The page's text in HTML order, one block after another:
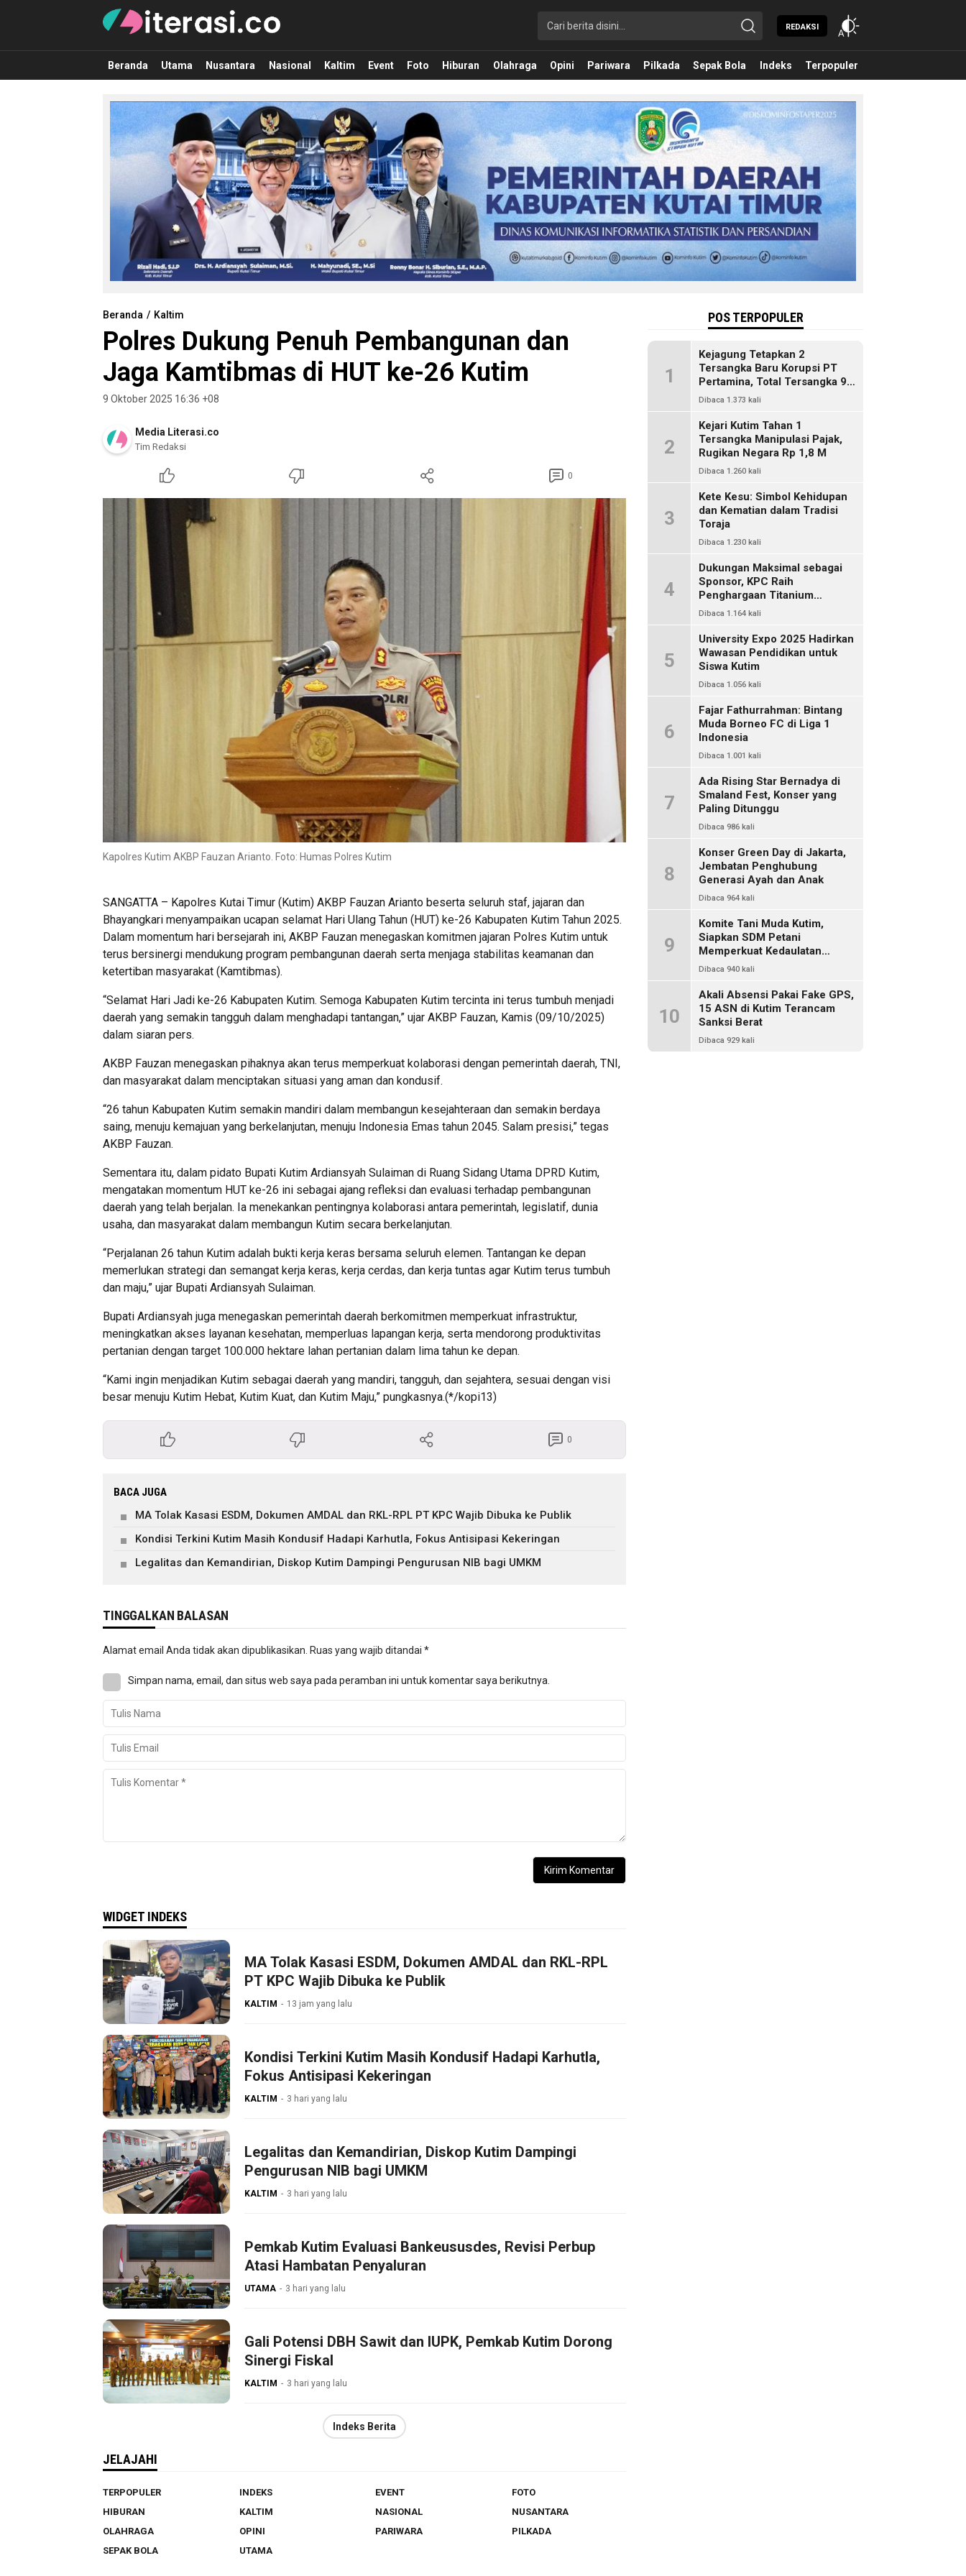
Literasi.co
Pilar Informasi
REDAKSI
Beranda Utama Nusantara Nasional Kaltim Event Foto Hiburan Olahraga Opini Pariwara Pilkada Sepak Bola Indeks Terpopuler
Beranda Kaltim
Polres Dukung Penuh Pembangunan dan
Jaga Kamtibmas di HUT ke-26 Kutim
9 Oktober 2025 16:36 +08
Media Literasi.co
Tim Redaksi
0
Kapolres Kutim AKBP Fauzan Arianto. Foto: Humas Polres Kutim
SANGATTA – Kapolres Kutai Timur (Kutim) AKBP Fauzan Arianto beserta seluruh staf, jajaran dan
Bhayangkari menyampaikan ucapan selamat Hari Ulang Tahun (HUT) ke-26 Kabupaten Kutim Tahun 2025.
Dalam momentum hari bersejarah ini, AKBP Fauzan menegaskan komitmen jajaran Polres Kutim untuk
terus bersinergi mendukung program pembangunan daerah serta menjaga stabilitas keamanan dan
ketertiban masyarakat (Kamtibmas).
“Selamat Hari Jadi ke-26 Kabupaten Kutim. Semoga Kabupaten Kutim tercinta ini terus tumbuh menjadi
daerah yang semakin tangguh dalam menghadapi tantangan,” ujar AKBP Fauzan, Kamis (09/10/2025)
dalam siaran pers.
AKBP Fauzan menegaskan pihaknya akan terus memperkuat kolaborasi dengan pemerintah daerah, TNI,
dan masyarakat dalam menciptakan situasi yang aman dan kondusif.
“26 tahun Kabupaten Kutim semakin mandiri dalam membangun kesejahteraan dan semakin berdaya
saing, menuju kemajuan yang berkelanjutan, menuju Indonesia Emas tahun 2045. Salam presisi,” tegas
AKBP Fauzan.
Sementara itu, dalam pidato Bupati Kutim Ardiansyah Sulaiman di Ruang Sidang Utama DPRD Kutim,
mengatakan momentum HUT ke-26 ini sebagai ajang refleksi dan evaluasi terhadap pembangunan
daerah yang telah berjalan. Ia menekankan pentingnya kolaborasi antara pemerintah, legislatif, dunia
usaha, dan masyarakat dalam membangun Kutim secara berkelanjutan.
“Perjalanan 26 tahun Kutim adalah bukti kerja keras bersama seluruh elemen. Tantangan ke depan
memerlukan strategi dan semangat kerja keras, kerja cerdas, dan kerja tuntas agar Kutim terus tumbuh
dan maju,” ujar Bupati Ardiansyah Sulaiman.
Bupati Ardiansyah juga menegaskan pemerintah daerah berkomitmen memperkuat infrastruktur,
meningkatkan akses layanan kesehatan, memperluas lapangan kerja, serta mendorong produktivitas
pertanian dengan target 100.000 hektare lahan pertanian dalam lima tahun ke depan.
“Kami ingin menjadikan Kutim sebagai daerah yang mandiri, tangguh, dan sejahtera, sesuai dengan visi
besar menuju Kutim Hebat, Kutim Kuat, dan Kutim Maju,” pungkasnya.(*/kopi13)
0
BACA JUGA
MA Tolak Kasasi ESDM, Dokumen AMDAL dan RKL-RPL PT KPC Wajib Dibuka ke Publik
Kondisi Terkini Kutim Masih Kondusif Hadapi Karhutla, Fokus Antisipasi Kekeringan
Legalitas dan Kemandirian, Diskop Kutim Dampingi Pengurusan NIB bagi UMKM
TINGGALKAN BALASAN
Alamat email Anda tidak akan dipublikasikan. Ruas yang wajib ditandai *
Simpan nama, email, dan situs web saya pada peramban ini untuk komentar saya berikutnya.
WIDGET INDEKS
MA Tolak Kasasi ESDM, Dokumen AMDAL dan RKL-RPL
PT KPC Wajib Dibuka ke Publik
KALTIM 13 jam yang lalu
Kondisi Terkini Kutim Masih Kondusif Hadapi Karhutla,
Fokus Antisipasi Kekeringan
KALTIM 3 hari yang lalu
Legalitas dan Kemandirian, Diskop Kutim Dampingi
Pengurusan NIB bagi UMKM
KALTIM 3 hari yang lalu
Pemkab Kutim Evaluasi Bankeususdes, Revisi Perbup
Atasi Hambatan Penyaluran
UTAMA 3 hari yang lalu
Gali Potensi DBH Sawit dan IUPK, Pemkab Kutim Dorong
Sinergi Fiskal
KALTIM 3 hari yang lalu
Indeks Berita
JELAJAHI
TERPOPULER INDEKS EVENT
FOTO
HIBURAN
KALTIM NASIONAL
NUSANTARA
OLAHRAGA
OPINI PARIWARA
PILKADA
SEPAK BOLA
UTAMA
POS TERPOPULER
1
Kejagung Tetapkan 2
Tersangka Baru Korupsi PT
Pertamina, Total Tersangka 9
Orang
Dibaca 1.373 kali
2
Kejari Kutim Tahan 1
Tersangka Manipulasi Pajak,
Rugikan Negara Rp 1,8 M
Dibaca 1.260 kali
3
Kete Kesu: Simbol Kehidupan
dan Kematian dalam Tradisi
Toraja
Dibaca 1.230 kali
4
Dukungan Maksimal sebagai
Sponsor, KPC Raih
Penghargaan Titanium
Pemkab Kutim
Dibaca 1.164 kali
5
University Expo 2025 Hadirkan
Wawasan Pendidikan untuk
Siswa Kutim
Dibaca 1.056 kali
6
Fajar Fathurrahman: Bintang
Muda Borneo FC di Liga 1
Indonesia
Dibaca 1.001 kali
7
Ada Rising Star Bernadya di
Smaland Fest, Konser yang
Paling Ditunggu
Dibaca 986 kali
8
Konser Green Day di Jakarta,
Jembatan Penghubung
Generasi Ayah dan Anak
Dibaca 964 kali
9
Komite Tani Muda Kutim,
Siapkan SDM Petani
Memperkuat Kedaulatan
Pangan
Dibaca 940 kali
10
Akali Absensi Pakai Fake GPS,
15 ASN di Kutim Terancam
Sanksi Berat
Dibaca 929 kali